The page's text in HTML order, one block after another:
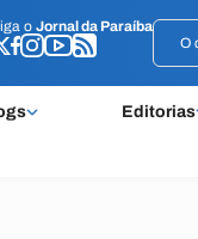
o Jornal da Paraíba
Editorias
o Jornal da Paraíba